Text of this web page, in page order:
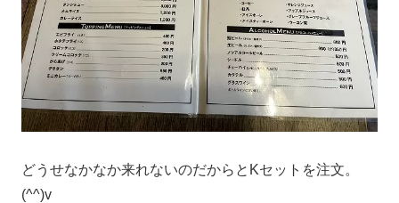
どうせなかなか来れないのだからとKセットを注文。
(^^)v